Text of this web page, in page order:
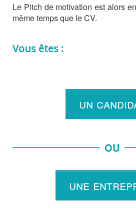
Le Pitch de motivation est alors
même temps que le CV.
Vous êtes :
un
OU
une